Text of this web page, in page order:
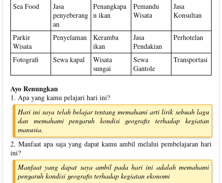
Sea Food
Jasa
penyeberang
an
Penangkapa
n ikan
Pemandu
Wisata
Jasa
Konsultan
Parkir
Wisata
Penyelaman
Keramba
ikan
Jasa
Pendakian
Perhotelan
Fotografi Sewa kapal
Wisata
sungai
Sewa
Gantole
Transportasi
Ayo Renungkan
1. Apa yang kamu pelajari hari ini?
Hari ini saya telah belajar tentang memahami arti lirik sebuah lagu
dan memahami pengaruh kondisi geografis terhadap kegiatan
manusia.
2. Manfaat apa saja yang dapat kamu ambil melalui pembelajaran hari
ini?
Manfaat yang dapat saya ambil pada hari ini adalah memahami
pengaruh kondisi geografis terhadap kegiatan ekonomi